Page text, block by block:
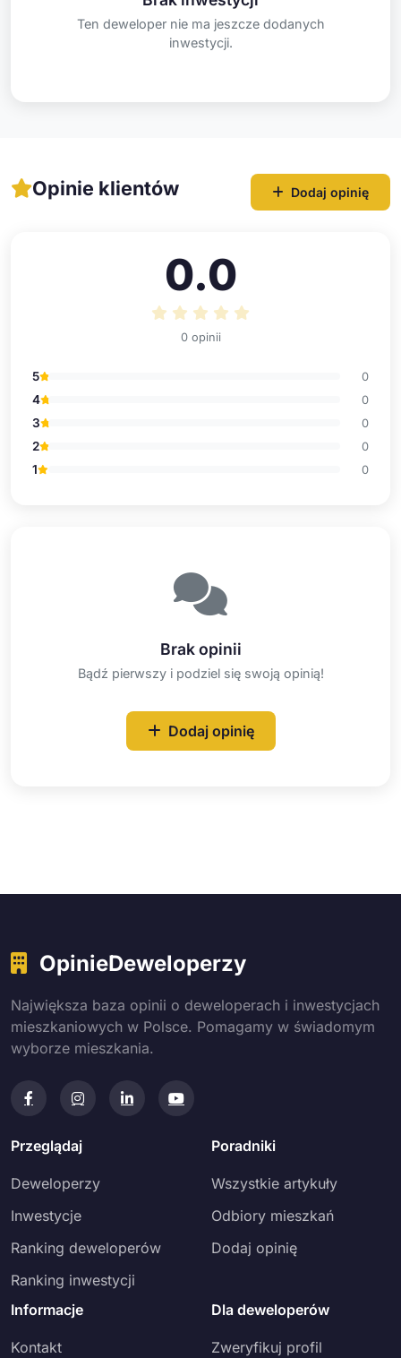
Ten deweloper nie ma jeszcze dodanych
inwestycji.
Opinie klientów Dodaj opinię
0.0
0 opinii
5 0
4 0
3 0
2 0
1 0
Brak opinii
Bądź pierwszy i podziel się swoją opinią!
Dodaj opinię
OpinieDeweloperzy
Największa baza opinii o deweloperach i inwestycjach
mieszkaniowych w Polsce. Pomagamy w świadomym
wyborze mieszkania.
Przeglądaj
Deweloperzy
Inwestycje
Ranking deweloperów
Ranking inwestycji
Poradniki
Wszystkie artykuły
Odbiory mieszkań
Dodaj opinię
Informacje
Kontakt
Dla deweloperów
Zweryfikuj profil